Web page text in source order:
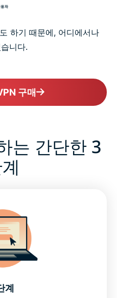
하기 때문에, 어디에서나
니다.
구매
는 간단한 3
계